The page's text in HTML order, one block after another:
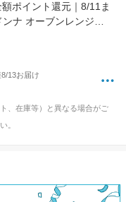
額ポイント還元｜8/11ま
ナ オーブンレンジ
PALE AQUA K-
13お届け
、在庫等）と異なる場合がご
。